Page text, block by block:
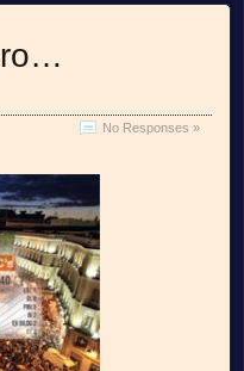
No Responses »